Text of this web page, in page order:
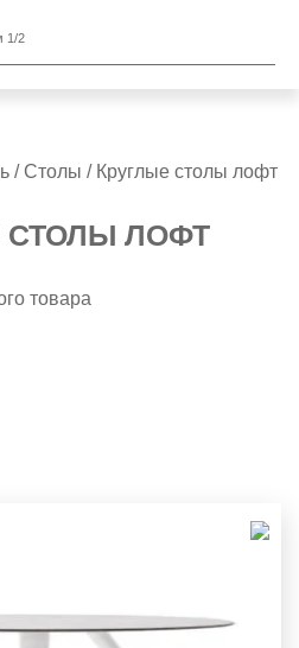
1/2
/Столы / Круглые столы лофт
СТОЛЫ ЛОФТ
товара